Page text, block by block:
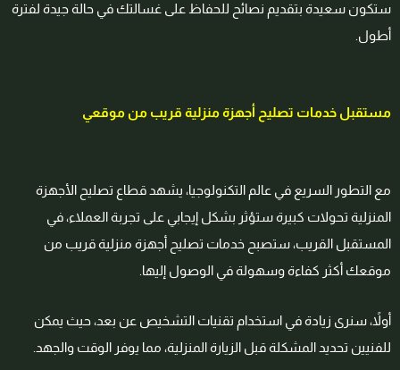
ستكون سعيدة بتقديم نصائح للحفاظ على غسالتك في حالة جيدة لفترة
أطول.
مستقبل خدمات تصليح أجهزة منزلية قريب من موقعي
مع التطور السريع في عالم التكنولوجيا، يشهد قطاع تصليح الأجهزة
المنزلية تحولات كبيرة ستؤثر بشكل إيجابي على تجربة العملاء، في
المستقبل القريب، ستصبح خدمات تصليح أجهزة منزلية قريب من
موقعك أكثر كفاءة وسهولة في الوصول إليها.
أولاً، سنرى زيادة في استخدام تقنيات التشخيص عن بعد، حيث يمكن
للفنيين تحديد المشكلة قبل الزيارة المنزلية، مما يوفر الوقت والجهد.